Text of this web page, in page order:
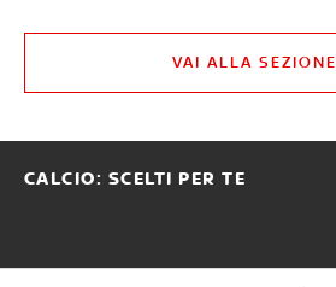
VAI ALLA SEZIONE
CALCIO: SCELTI PER TE